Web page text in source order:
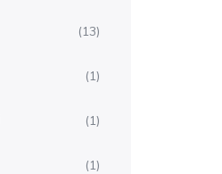
(13)
(1)
(1)
(1)